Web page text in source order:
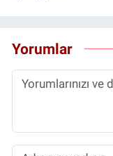
Yorumlar